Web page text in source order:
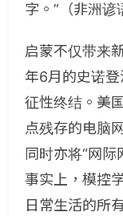
字。”（非洲谚
启蒙不仅带来
年6月的史诺
征性终结。美
点残存的电脑
同时亦将“网际
事实上，模控
日常生活的所